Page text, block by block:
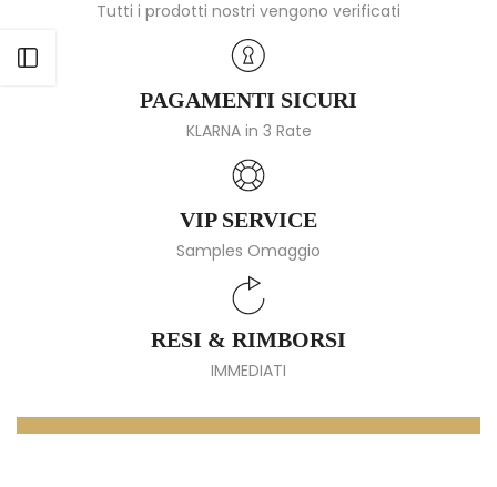
Tutti i prodotti nostri vengono verificati
PAGAMENTI SICURI
KLARNA in 3 Rate
VIP SERVICE
Samples Omaggio
RESI & RIMBORSI
IMMEDIATI